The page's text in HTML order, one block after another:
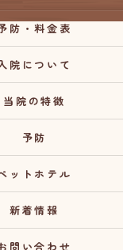
防・料金表
院について
当院の特徴
予防
ットホテル
新着情報
問い合わせ